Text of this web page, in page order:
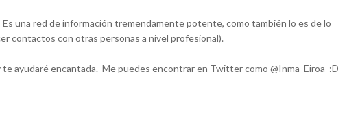
una red de información tremendamente potente, como también lo es de lo
contactos con otras personas a nivel profesional).
ayudaré encantada. Me puedes encontrar en Twitter como @Inma_Eiroa :D